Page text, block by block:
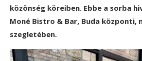
közönség köreiben. Ebbe a sorba
Moné Bistro & Bar, Buda központi,
szegletében.